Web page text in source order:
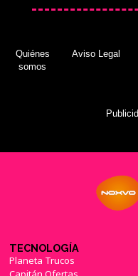
Quiénes
somos
Aviso Legal
TECNOLOGÍA
Planeta Trucos